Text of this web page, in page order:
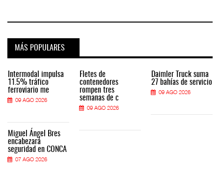
MÁS POPULARES
Intermodal impulsa
11.5% tráfico
ferroviario me
09 AGO 2026
Miguel Ángel Bres
encabezará
seguridad en CONCA
07 AGO 2026
Fletes de
contenedores
rompen tres
semanas de c
09 AGO 2026
Daimler Truck suma
27 bahías de servicio
09 AGO 2026